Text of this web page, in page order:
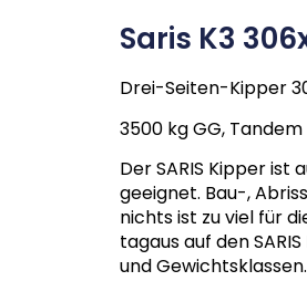
Saris K3
Drei-Seiten-Kipper
3500 kg GG, Tandem
Der SARIS Kipper
geeignet. Bau-,
nichts ist zu viel für
tagaus auf den
und Gewichtsklassen.